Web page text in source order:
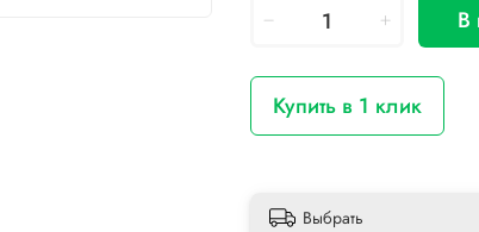
В
Купить в 1 клик
Выбрать